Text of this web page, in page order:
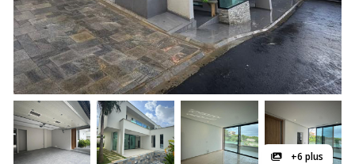
+6 plus